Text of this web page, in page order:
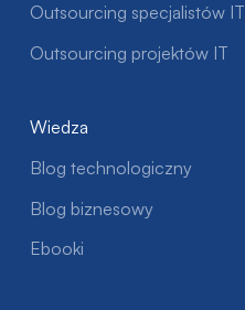
Outsourcing specjalistów IT
Outsourcing projektów IT
Wiedza
Blog technologiczny
Blog biznesowy
Ebooki